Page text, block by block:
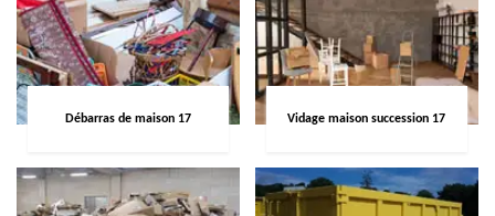
Débarras de maison 17 Vidage maison succession 17